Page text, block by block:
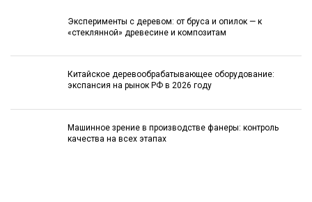
Эксперименты с деревом: от бруса и опилок — к
«стеклянной» древесине и композитам
Китайское деревообрабатывающее оборудование:
экспансия на рынок РФ в 2026 году
Машинное зрение в производстве фанеры: контроль
качества на всех этапах